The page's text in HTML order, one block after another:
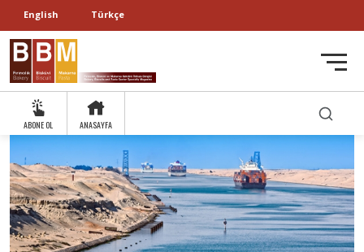
English Türkçe
ABONE OL ANASAYFA